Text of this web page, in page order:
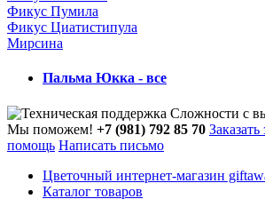
Фикус Пумила
Фикус Циатистипула
Мирсина
Пальмa Юкка - все
Сложности с
Мы поможем! +7 (981) 792 85 70
помощь Написать письмо
Цветочный интернет-магазин
Каталог товаров